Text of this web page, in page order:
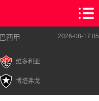
巴西甲 2026-08-17
维多利亚
博塔弗戈